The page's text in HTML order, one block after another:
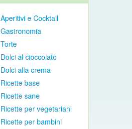
Aperitivi e Cocktail
Gastronomia
Torte
Dolci al cioccolato
Dolci alla crema
Ricette base
Ricette sane
Ricette per vegetariani
Ricette per bambini